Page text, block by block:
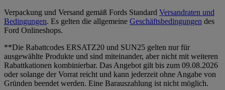
Verpackung und Versand gemäß Fords Standard Versandraten und
Bedingungen. Es gelten die allgemeine Geschäftsbedingungen des
Ford Onlineshops.
**Die Rabattcodes ERSATZ20 und SUN25 gelten nur für
ausgewählte Produkte und sind miteinander, aber nicht mit weiteren
Rabattkationen kombinierbar. Das Angebot gilt bis zum 09.08.2026
oder solange der Vorrat reicht und kann jederzeit ohne Angabe von
Gründen beendet werden. Eine Barauszahlung ist nicht möglich.